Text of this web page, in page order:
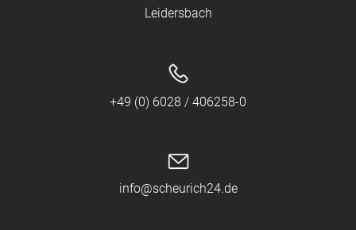
Leidersbach
+49 (0) 6028 / 406258-0
info@scheurich24.de